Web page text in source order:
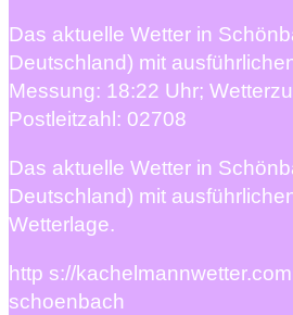
Das aktuelle Wetter in
Deutschland) mit
Messung: 18:22 Uhr;
Postleitzahl: 02708
Das aktuelle Wetter in
Deutschland) mit
Wetterlage.
http s://
schoenbach